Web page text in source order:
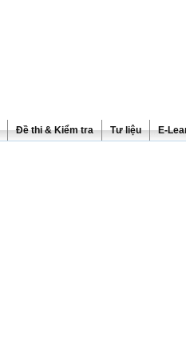
Đề thi & Kiểm tra Tư liệu E-